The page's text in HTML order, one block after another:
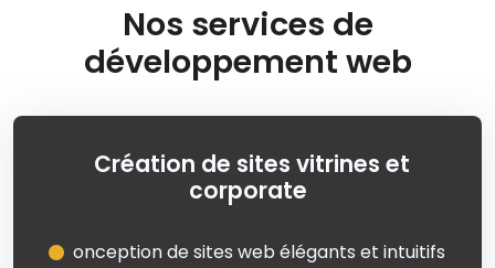
Nos services de
développement web
Création de sites vitrines et
corporate
onception de sites web élégants et intuitifs